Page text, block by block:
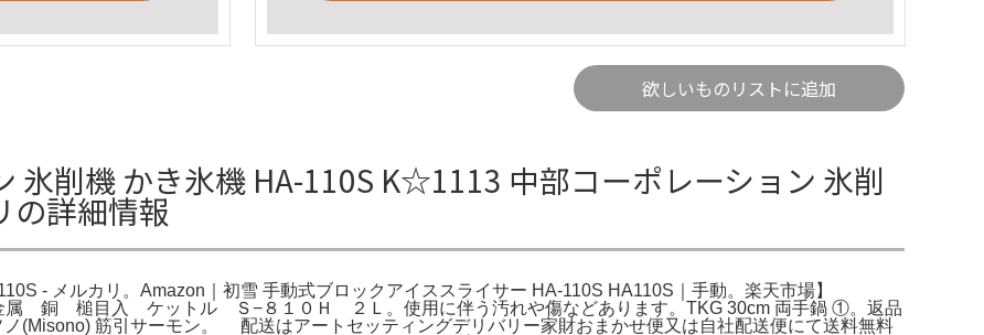
欲しいものリストに追加
削機 かき氷機 HA-110S K☆1113 中部コーポレーション 氷削
の詳細情報
- メルカリ。Amazon｜初雪 手動式ブロックアイススライサー HA-110S HA110S｜手動。楽天市場】
属 銅 槌目入 ケットル Ｓ−８１０Ｈ ２Ｌ。使用に伴う汚れや傷などあります。TKG 30cm 両手鍋 ①。返品
(Misono) 筋引サーモン。 配送はアートセッティングデリバリー家財おまかせ便又は自社配送便にて送料無料